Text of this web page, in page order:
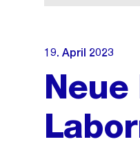
19. April 2023